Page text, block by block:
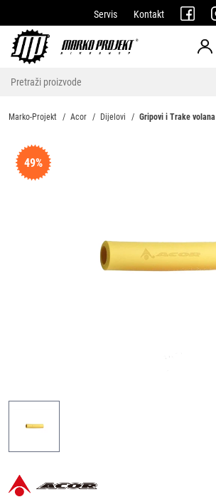
Servis Kontakt
Marko-Projekt Acor Dijelovi Gripovi i Trake volana
49%